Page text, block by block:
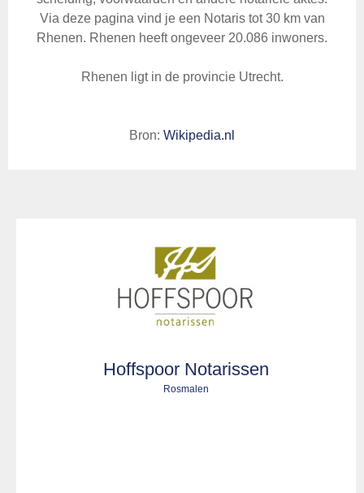
Via deze pagina vind je een Notaris tot 30 km van
Rhenen. Rhenen heeft ongeveer 20.086 inwoners.
Rhenen ligt in de provincie Utrecht.
Bron: Wikipedia.nl
Hoffspoor Notarissen
Rosmalen